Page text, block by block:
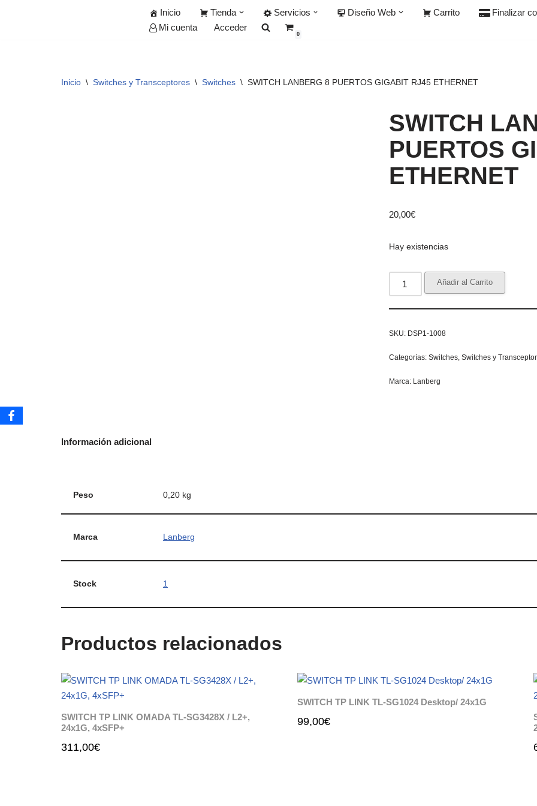
Inicio Tienda Servicios Diseño Web Carrito
Finalizar
Mi cuenta
Acceder
0
Inicio \ Switches y Transceptores \ Switches \ SWITCH LANBERG 8 PUERTOS GIGABIT RJ45 ETHERNET
SWITCH
PUERTOS
ETHERNET
20,00€
Hay existencias
Añadir al Carrito
SKU: DSP1-1008
Categorías:Switches,Switches y
Marca: Lanberg
Información adicional
Peso 0,20 kg
Marca Lanberg
Stock 1
Productos relacionados
SWITCH TP LINK OMADA TL-SG3428X / L2+,
24x1G, 4xSFP+
311,00€
SWITCH TP LINK TL-SG1024 Desktop/ 24x1G
99,00€